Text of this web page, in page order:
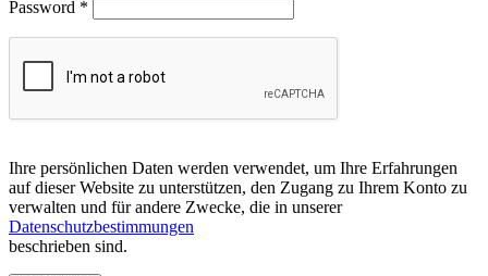
Password *
Ihre persönlichen Daten werden verwendet, um Ihre Erfahrungen
auf dieser Website zu unterstützen, den Zugang zu Ihrem Konto zu
verwalten und für andere Zwecke, die in unserer
Datenschutzbestimmungen
beschrieben sind.